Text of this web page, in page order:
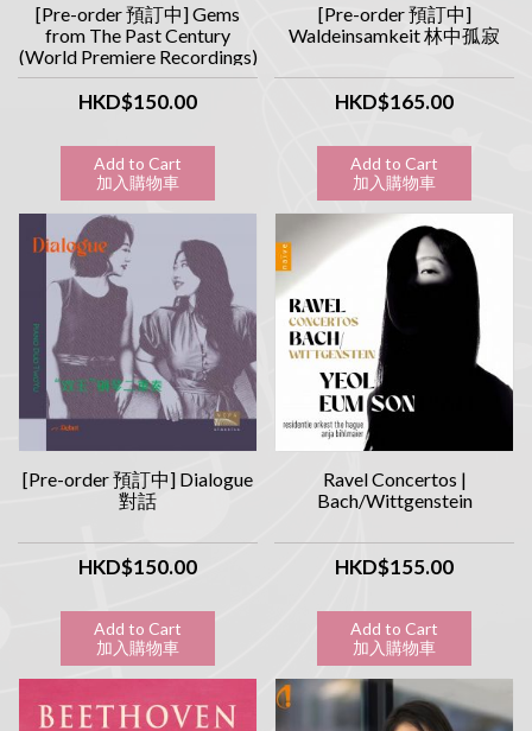
[Pre-order 預訂中] Gems
from The Past Century
(World Premiere Recordings)
百年遺珠 - 中國早年藝術歌
曲選
HKD$150.00
Add to Cart
加入購物車
[Pre-order 預訂中]
Waldeinsamkeit 林中孤寂
HKD$165.00
Add to Cart
加入購物車
[Pre-order 預訂中] Dialogue
對話
HKD$150.00
Add to Cart
加入購物車
Ravel Concertos |
Bach/Wittgenstein
HKD$155.00
Add to Cart
加入購物車